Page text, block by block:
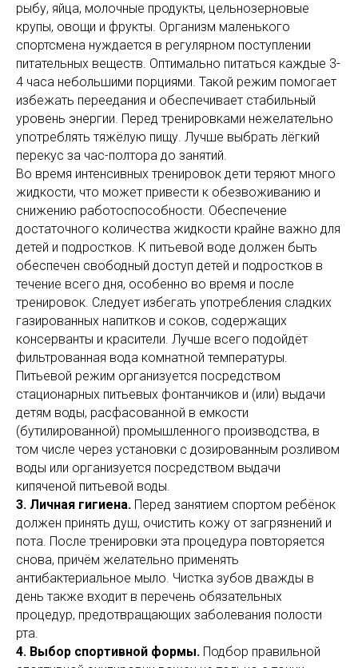
рыбу, яйца, молочные продукты, цельнозерновые
крупы, овощи и фрукты. Организм маленького
спортсмена нуждается в регулярном поступлении
питательных веществ. Оптимально питаться каждые 3-
4 часа небольшими порциями. Такой режим помогает
избежать переедания и обеспечивает стабильный
уровень энергии. Перед тренировками нежелательно
употреблять тяжёлую пищу. Лучше выбрать лёгкий
перекус за час-полтора до занятий.
Во время интенсивных тренировок дети теряют много
жидкости, что может привести к обезвоживанию и
снижению работоспособности. Обеспечение
достаточного количества жидкости крайне важно для
детей и подростков. К питьевой воде должен быть
обеспечен свободный доступ детей и подростков в
течение всего дня, особенно во время и после
тренировок. Следует избегать употребления сладких
газированных напитков и соков, содержащих
консерванты и красители. Лучше всего подойдёт
фильтрованная вода комнатной температуры.
Питьевой режим организуется посредством
стационарных питьевых фонтанчиков и (или) выдачи
детям воды, расфасованной в емкости
(бутилированной) промышленного производства, в
том числе через установки с дозированным розливом
воды или организуется посредством выдачи
кипяченой питьевой воды.
3. Личная гигиена. Перед занятием спортом ребёнок
должен принять душ, очистить кожу от загрязнений и
пота. После тренировки эта процедура повторяется
снова, причём желательно применять
антибактериальное мыло. Чистка зубов дважды в
день также входит в перечень обязательных
процедур, предотвращающих заболевания полости
рта.
4. Выбор спортивной формы. Подбор правильной